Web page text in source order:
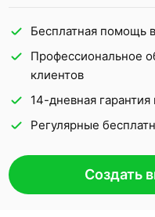
Бесплатная помощь
Профессиональное
клиентов
14-дневная гарантия
Регулярные
Создать